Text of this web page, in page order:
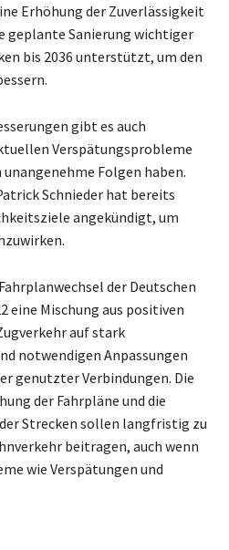
Erhöhung der Zuverlässigkeit
geplante Sanierung wichtiger
bis 2036 unterstützt, um den
gibt es auch
Verspätungsprobleme
Folgen haben.
Schnieder hat bereits
angekündigt, um
der Deutschen
eine Mischung aus positiven
auf stark
notwendigen Anpassungen
genutzter Verbindungen. Die
der Fahrpläne und die
Strecken sollen langfristig zu
beitragen, auch wenn
wie Verspätungen und